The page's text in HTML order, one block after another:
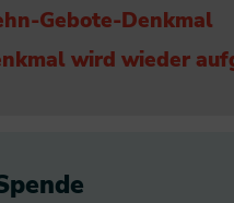
Gebote-Denkmal
wird wieder